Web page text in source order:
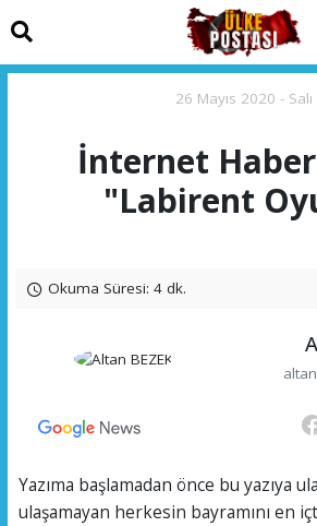
26 Mayıs 2020 - Salı
İnternet
"Labirent
Okuma Süresi: 4 dk.
Yazıma başlamadan önce bu yazıya
ulaşamayan herkesin bayramını en